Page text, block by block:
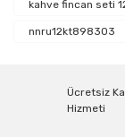
kahve fincan seti
nnru12kt898303
Ücretsiz
Hizmeti